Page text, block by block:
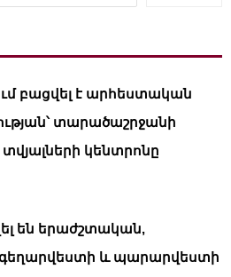
բացվել է արհեստական
տարածաշրջանի
կենտրոնը
են երաժշտական,
և պարարվեստի